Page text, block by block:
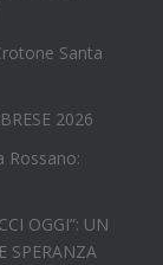
Santa
2026
Rossano:
OGGI”: UN
SPERANZA